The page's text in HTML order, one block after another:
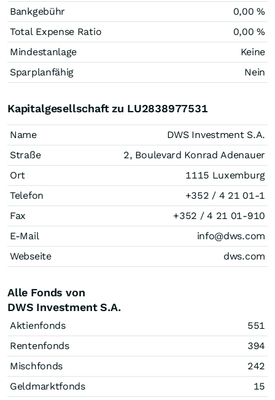
Bankgebühr
0,00 %
Total Expense Ratio
0,00 %
Mindestanlage
Keine
Sparplanfähig
Nein
Kapitalgesellschaft zu LU2838977531
Name
DWS Investment S.A.
Straße
2, Boulevard Konrad Adenauer
Ort
1115 Luxemburg
Telefon
+352 / 4 21 01-1
Fax
+352 / 4 21 01-910
E-Mail
info@dws.com
Webseite
dws.com
Alle Fonds von
DWS Investment S.A.
Aktienfonds
551
Rentenfonds
394
Mischfonds
242
Geldmarktfonds
15